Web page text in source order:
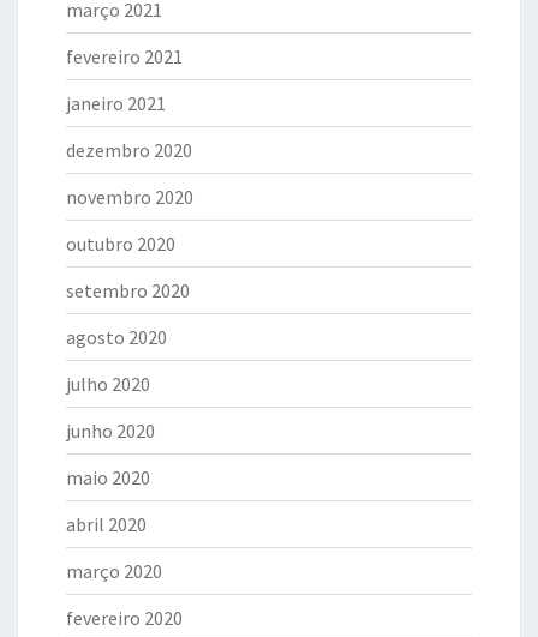
março 2021
fevereiro 2021
janeiro 2021
dezembro 2020
novembro 2020
outubro 2020
setembro 2020
agosto 2020
julho 2020
junho 2020
maio 2020
abril 2020
março 2020
fevereiro 2020